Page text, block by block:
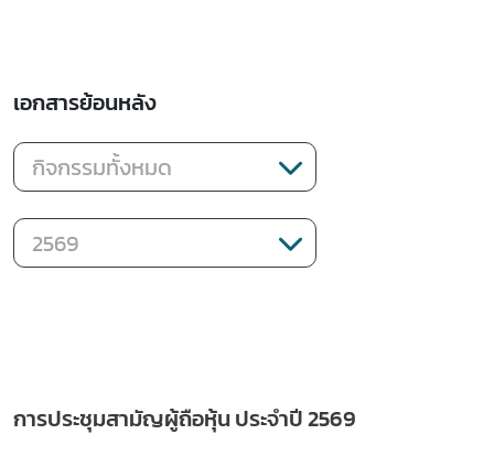
เอกสารย้อนหลัง
การประชุมสามัญผู้ถือหุ้น ประจำปี 2569
ดาวน์โหลด